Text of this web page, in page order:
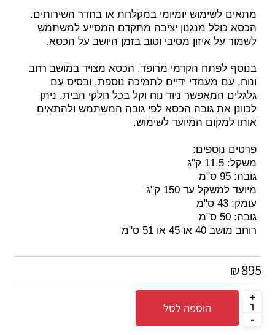
מתאים לשימוש יומיומי במקלחת או בחדר השירותים.
הכסא כולל מנגנון יציבה מתקדם המסייע למשתמש
לשמור על איזון מסיבי וטוב בזמן היושב על הכסא.
בנוסף לפתח הקדמי מרופד, הכסא מצויד במושב רחב
ונוח, עם מעמדי ידיים לתמיכה נוספת, ובסיס עם
גלגלים המאפשר ניוד נוח וקל בכל חלקי הבית. ניתן
לכוונן את גובה הכסא לפי גובה המשתמש ולהתאים
אותו למקום המיועד לשימוש.
פרטים נוספים:
משקל: 11.5 ק"ג
גובה: 95 ס"מ
מיועד למשקל עד 150 ק"ג
עומק: 43 ס"מ
גובה: 50 ס"מ
רוחב מושב 40 או 45 או 51 ס"מ
₪895
הוספה לסל